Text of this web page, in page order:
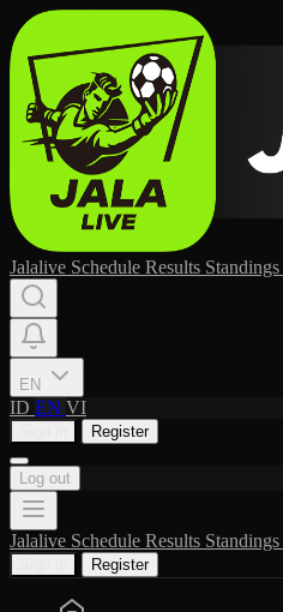
Jalalive Schedule Results Standings
EN
ID EN VI
Register
Log out
Jalalive Schedule Results Standings
Register